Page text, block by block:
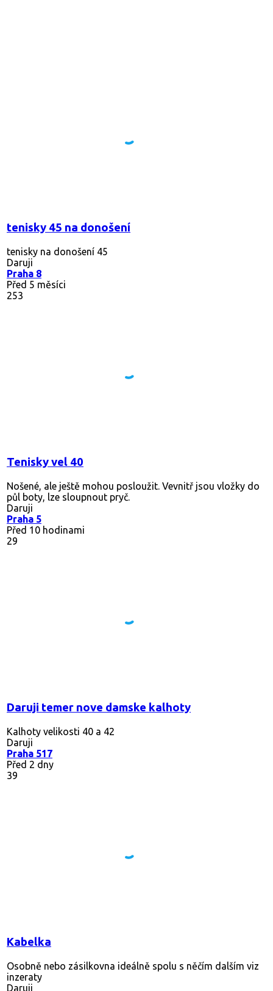
tenisky 45 na donošení
tenisky na donošení 45
Daruji
Praha 8
Před 5 měsíci
253
Tenisky vel 40
Nošené, ale ještě mohou posloužit. Vevnitř jsou vložky do
půl boty, lze sloupnout pryč.
Daruji
Praha 5
Před 10 hodinami
29
Daruji temer nove damske kalhoty
Kalhoty velikosti 40 a 42
Daruji
Praha 517
Před 2 dny
39
Kabelka
Osobně nebo zásilkovna ideálně spolu s něčím dalším viz
inzeraty
Daruji